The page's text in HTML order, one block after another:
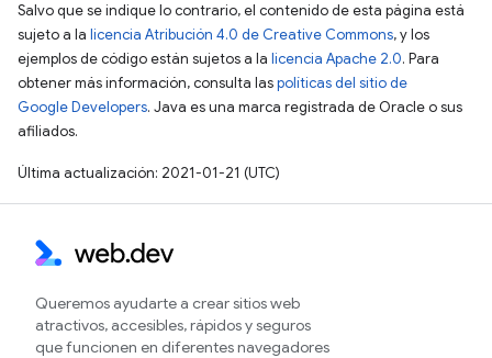
Salvo que se indique lo contrario, el contenido de esta página está
sujeto a la licencia Atribución 4.0 de Creative Commons, y los
ejemplos de código están sujetos a la licencia Apache 2.0. Para
obtener más información, consulta laspolíticas del sitio de
Google Developers. Java es una marca registrada de Oracle o sus
afiliados.
Última actualización: 2021-01-21 (UTC)
Queremos ayudarte a crear sitios web
atractivos, accesibles, rápidos y seguros
que funcionen en diferentes navegadores